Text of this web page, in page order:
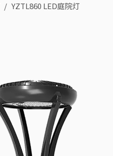
/ YZTL860 LED庭院灯